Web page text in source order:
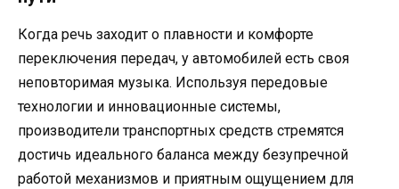
Когда речь заходит о плавности и комфорте
переключения передач, у автомобилей есть своя
неповторимая музыка. Используя передовые
технологии и инновационные системы,
производители транспортных средств стремятся
достичь идеального баланса между безупречной
работой механизмов и приятным ощущением для